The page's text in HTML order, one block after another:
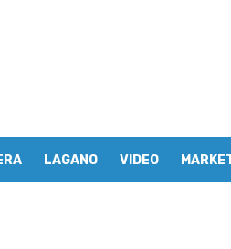
LAGANO VIDEO